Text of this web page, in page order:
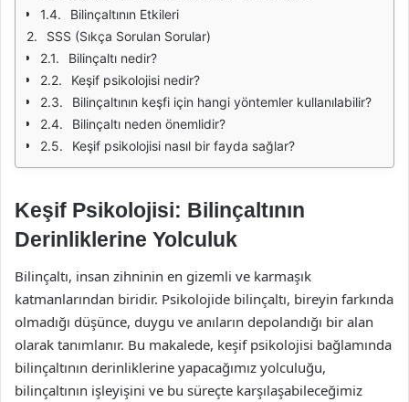
Bilinçaltının Etkileri
SSS (Sıkça Sorulan Sorular)
Bilinçaltı nedir?
Keşif psikolojisi nedir?
Bilinçaltının keşfi için hangi yöntemler kullanılabilir?
Bilinçaltı neden önemlidir?
Keşif psikolojisi nasıl bir fayda sağlar?
Keşif Psikolojisi: Bilinçaltının
Derinliklerine Yolculuk
Bilinçaltı, insan zihninin en gizemli ve karmaşık
katmanlarından biridir. Psikolojide bilinçaltı, bireyin farkında
olmadığı düşünce, duygu ve anıların depolandığı bir alan
olarak tanımlanır. Bu makalede, keşif psikolojisi bağlamında
bilinçaltının derinliklerine yapacağımız yolculuğu,
bilinçaltının işleyişini ve bu süreçte karşılaşabileceğimiz